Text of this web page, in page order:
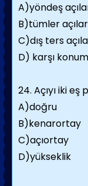
A)yöndeş
B)tümler
C)dış ters
D) karşı
24. Açıyı iki
A)doğru
B)kenarortay
C)açıortay
D)yükseklik